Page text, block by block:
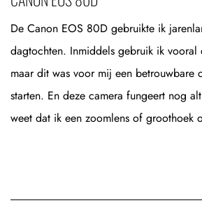
De Canon EOS 80D gebruikte ik
dagtochten. Inmiddels gebruik ik vooral
maar dit was voor mij een betrouwbare
starten. En deze camera fungeert nog
weet dat ik een zoomlens of groothoek